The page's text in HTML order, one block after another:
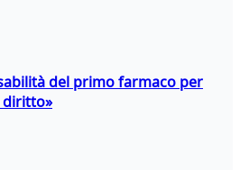
del primo farmaco per
diritto»